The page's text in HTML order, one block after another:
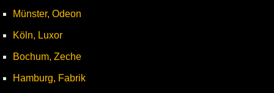
Münster, Odeon
Köln, Luxor
Bochum, Zeche
Hamburg, Fabrik